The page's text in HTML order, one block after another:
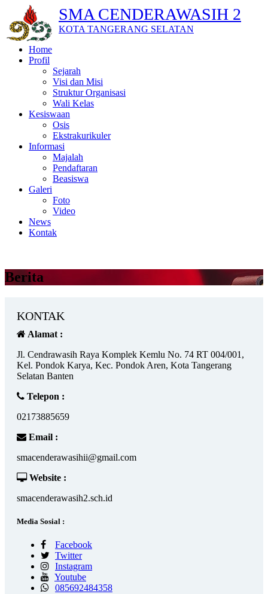
SMA CENDERAWASIH 2
KOTA TANGERANG SELATAN
Home
Profil
Sejarah
Visi dan Misi
Struktur Organisasi
Wali Kelas
Kesiswaan
Osis
Ekstrakurikuler
Informasi
Majalah
Pendaftaran
Beasiswa
Galeri
Foto
Video
News
Kontak
Berita
KONTAK
Alamat :
Jl. Cendrawasih Raya Komplek Kemlu No. 74 RT 004/001,
Kel. Pondok Karya, Kec. Pondok Aren, Kota Tangerang
Selatan Banten
Telepon :
02173885659
Email :
smacenderawasihii@gmail.com
Website :
smacenderawasih2.sch.id
Media Sosial :
Facebook
Twitter
Instagram
Youtube
085692484358